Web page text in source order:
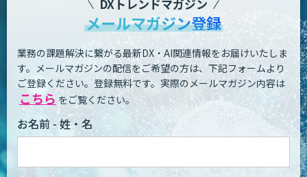
DXトレンドマガジン
メールマガジン登録
業務の課題解決に繋がる最新DX・AI関連情報をお届けいたしま
す。 メールマガジンの配信をご希望の方は、下記フォームより
ご登録ください。登録無料です。 実際のメールマガジン内容は
こちら をご覧ください。
お名前 - 姓・名